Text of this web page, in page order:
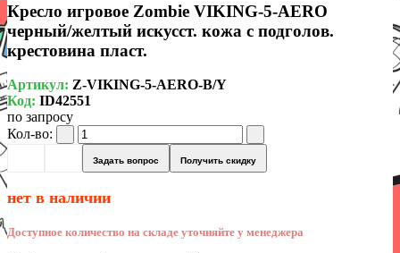
Кресло игровое Zombie VIKING-5-AERO
черный/желтый искусст. кожа с подголов.
крестовина пласт.
Артикул: Z-VIKING-5-AERO-B/Y
Код: ID42551
по запросу
Кол-во:
Задать вопрос Получить скидку
нет в наличии
Доступное количество на складе уточняйте у менеджера